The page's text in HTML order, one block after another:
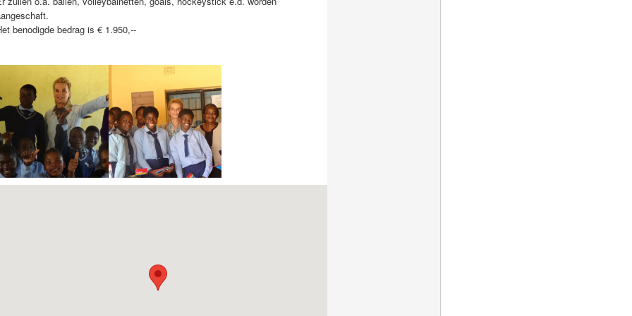
benodigde bedrag is € 1.950,--